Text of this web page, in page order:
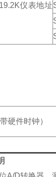
仪表地址
硬件时钟）